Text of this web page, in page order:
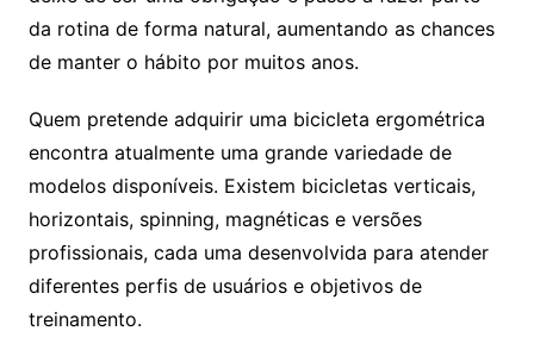
da rotina de forma natural, aumentando as chances
de manter o hábito por muitos anos.
Quem pretende adquirir uma bicicleta ergométrica
encontra atualmente uma grande variedade de
modelos disponíveis. Existem bicicletas verticais,
horizontais, spinning, magnéticas e versões
profissionais, cada uma desenvolvida para atender
diferentes perfis de usuários e objetivos de
treinamento.